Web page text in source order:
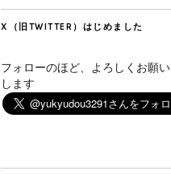
X（旧TWITTER）はじめました
フォローのほど、よろしくお願
します